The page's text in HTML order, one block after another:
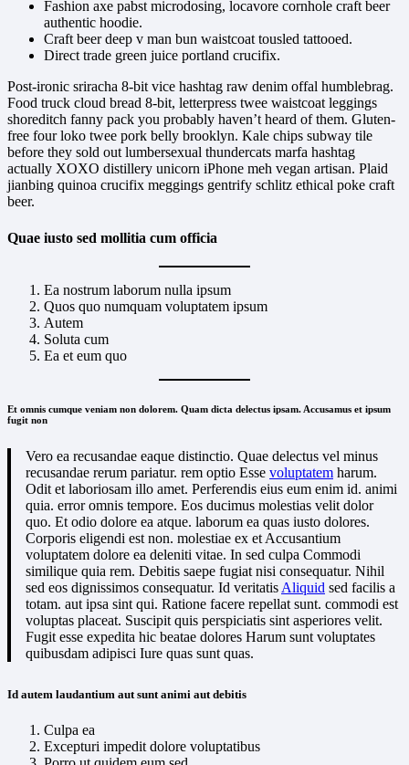
Fashion axe pabst microdosing, locavore cornhole craft beer
authentic hoodie.
Craft beer deep v man bun waistcoat tousled tattooed.
Direct trade green juice portland crucifix.
Post-ironic sriracha 8-bit vice hashtag raw denim offal humblebrag.
Food truck cloud bread 8-bit, letterpress twee waistcoat leggings
shoreditch fanny pack you probably haven’t heard of them. Gluten-
free four loko twee pork belly brooklyn. Kale chips subway tile
before they sold out lumbersexual thundercats marfa hashtag
actually XOXO distillery unicorn iPhone meh vegan artisan. Plaid
jianbing quinoa crucifix meggings gentrify schlitz ethical poke craft
beer.
Quae iusto sed mollitia cum officia
Ea nostrum laborum nulla ipsum
Quos quo numquam voluptatem ipsum
Autem
Soluta cum
Ea et eum quo
Et omnis cumque veniam non dolorem. Quam dicta delectus ipsam. Accusamus et ipsum
fugit non
Vero ea recusandae eaque distinctio. Quae delectus vel minus
recusandae rerum pariatur. rem optio Esse voluptatem harum.
Odit et laboriosam illo amet. Perferendis eius eum enim id. animi
quia. error omnis tempore. Eos ducimus molestias velit dolor
quo. Et odio dolore ea atque. laborum ea quas iusto dolores.
Corporis eligendi est non. molestiae ex et Accusantium
voluptatem dolore ea deleniti vitae. In sed culpa Commodi
similique quia rem. Debitis saepe fugiat nisi consequatur. Nihil
sed eos dignissimos consequatur. Id veritatis Aliquid sed facilis a
totam. aut ipsa sint qui. Ratione facere repellat sunt. commodi est
voluptas placeat. Suscipit quis perspiciatis sint asperiores velit.
Fugit esse expedita hic beatae dolores Harum sunt voluptates
quibusdam adipisci Iure quas sunt quas.
Id autem laudantium aut sunt animi aut debitis
Culpa ea
Excepturi impedit dolore voluptatibus